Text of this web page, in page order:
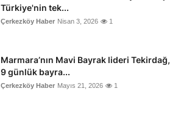
Türkiye'nin tek...
Çerkezköy Haber Nisan 3, 2026 1
Marmara’nın Mavi Bayrak lideri Tekirdağ,
9 günlük bayra...
Çerkezköy Haber Mayıs 21, 2026 1